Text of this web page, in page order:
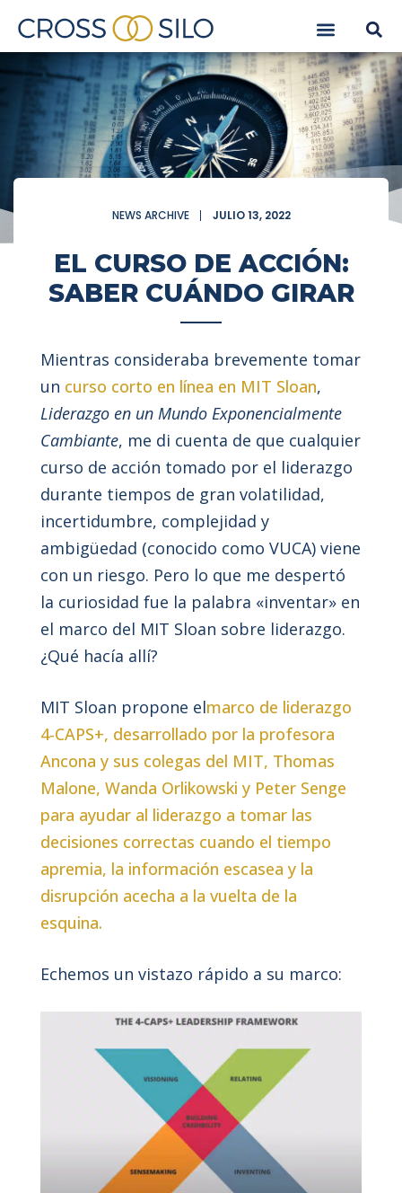
NEWS ARCHIVE JULIO 13, 2022
EL CURSO DE ACCIÓN:
SABER CUÁNDO GIRAR
Mientras consideraba brevemente tomar
un curso corto en línea en MIT Sloan,
Liderazgo en un Mundo Exponencialmente
Cambiante, me di cuenta de que cualquier
curso de acción tomado por el liderazgo
durante tiempos de gran volatilidad,
incertidumbre, complejidad y
ambigüedad (conocido como VUCA) viene
con un riesgo. Pero lo que me despertó
la curiosidad fue la palabra «inventar» en
el marco del MIT Sloan sobre liderazgo.
¿Qué hacía allí?
MIT Sloan propone elmarco de liderazgo
4-CAPS+, desarrollado por la profesora
Ancona y sus colegas del MIT, Thomas
Malone, Wanda Orlikowski y Peter Senge
para ayudar al liderazgo a tomar las
decisiones correctas cuando el tiempo
apremia, la información escasea y la
disrupción acecha a la vuelta de la
esquina.
Echemos un vistazo rápido a su marco: